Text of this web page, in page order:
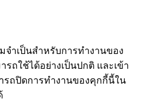
ำเป็นสำหรับการทำงานของ
รถใช้ได้อย่างเป็นปกติ และเข้า
รถปิดการทำงานของคุกกี้นี้ใน